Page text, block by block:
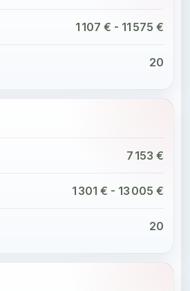
1 107 € - 11 575 €
20
7 153 €
1 301 € - 13 005 €
20